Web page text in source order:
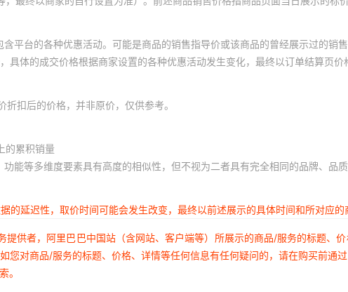
平台的各种优惠活动。可能是商品的销售指导价或该商品的曾经展示过的销
具体的成交价格根据商家设置的各种优惠活动发生变化，最终以订单结算页价
扣后的价格，并非原价，仅供参考。
的累积销量
能等多维度要素具有高度的相似性，但不视为二者具有完全相同的品牌、品
的延迟性，取价时间可能会发生改变，最终以前述展示的具体时间和所对应的
供者，阿里巴巴中国站（含网站、客户端等）所展示的商品/服务的标题、
您对商品/服务的标题、价格、详情等任何信息有任何疑问的，请在购买前通
。